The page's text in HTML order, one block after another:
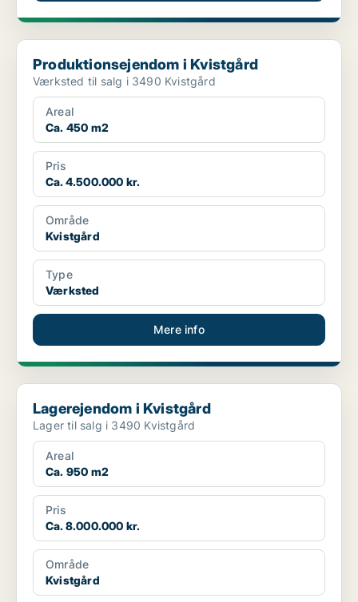
Produktionsejendom i Kvistgård
Produktionsejendom i Kvistgård
Værksted til salg i 3490 Kvistgård
Areal
Ca. 450 m2
Pris
Ca. 4.500.000 kr.
Område
Kvistgård
Type
Værksted
Mere info
Lagerejendom i Kvistgård
Lagerejendom i Kvistgård
Lager til salg i 3490 Kvistgård
Areal
Ca. 950 m2
Pris
Ca. 8.000.000 kr.
Område
Kvistgård